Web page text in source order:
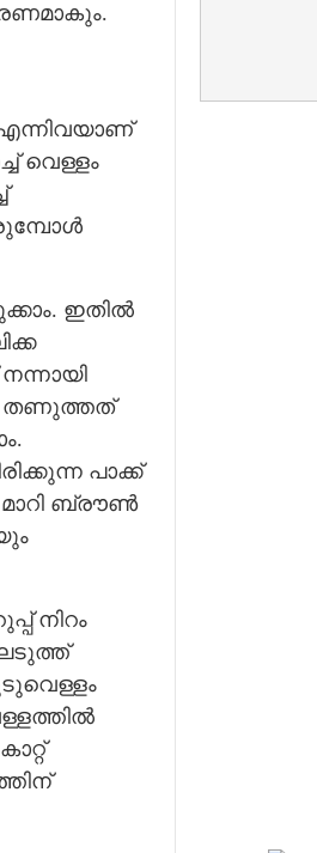
എന്നിവയാണ്
വെള്ളം
ഇതിൽ
തണുത്തത്
പാക്ക്
ബ്രൗൺ
നിറം